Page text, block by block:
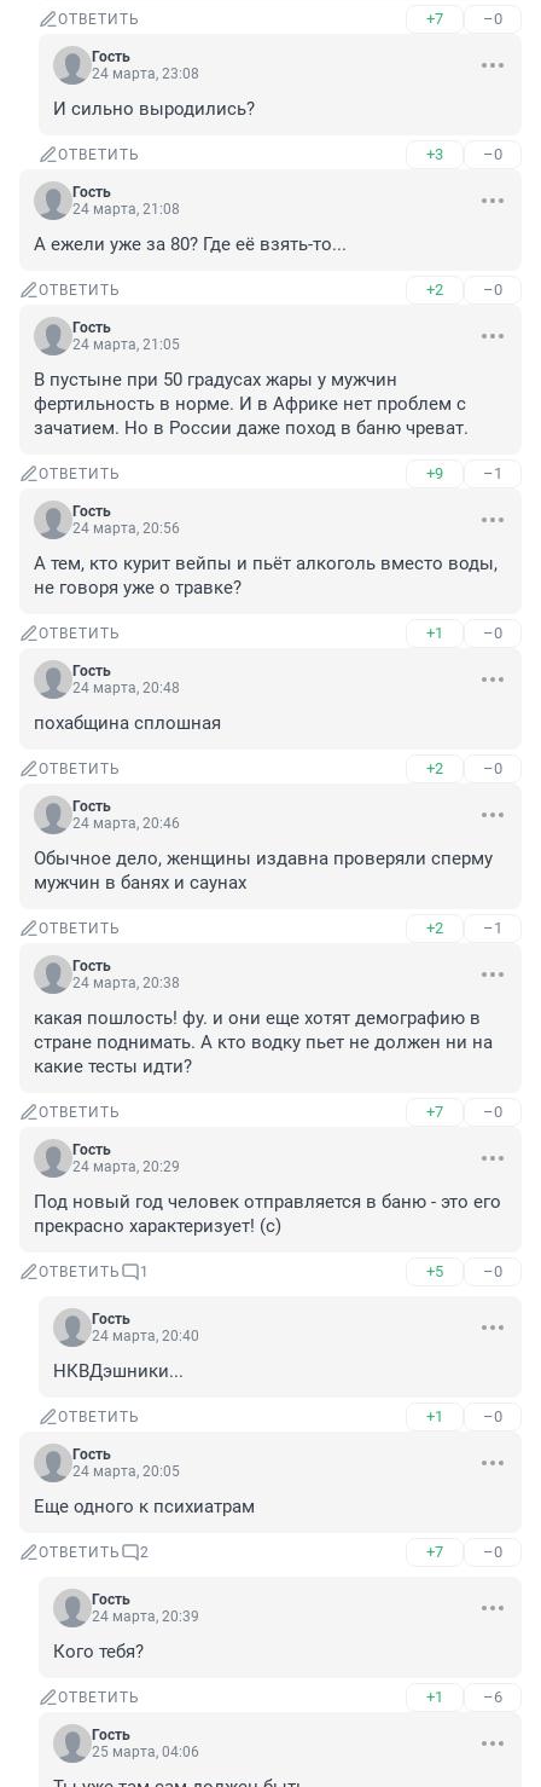
ОТВЕТИТЬ +7 –0
Гость
24 марта, 23:08
И сильно выродились?
ОТВЕТИТЬ +3 –0
Гость
24 марта, 21:08
А ежели уже за 80? Где её взять-то...
ОТВЕТИТЬ +2 –0
Гость
24 марта, 21:05
В пустыне при 50 градусах жары у мужчин
фертильность в норме. И в Африке нет проблем с
зачатием. Но в России даже поход в баню чреват.
ОТВЕТИТЬ +9 –1
Гость
24 марта, 20:56
А тем, кто курит вейпы и пьёт алкоголь вместо воды,
не говоря уже о травке?
ОТВЕТИТЬ +1 –0
Гость
24 марта, 20:48
похабщина сплошная
ОТВЕТИТЬ +2 –0
Гость
24 марта, 20:46
Обычное дело, женщины издавна проверяли сперму
мужчин в банях и саунах
ОТВЕТИТЬ +2 –1
Гость
24 марта, 20:38
какая пошлость! фу. и они еще хотят демографию в
стране поднимать. А кто водку пьет не должен ни на
какие тесты идти?
ОТВЕТИТЬ +7 –0
Гость
24 марта, 20:29
Под новый год человек отправляется в баню - это его
прекрасно характеризует! (с)
ОТВЕТИТЬ 1 +5 –0
Гость
24 марта, 20:40
НКВДэшники...
ОТВЕТИТЬ +1 –0
Гость
24 марта, 20:05
Еще одного к психиатрам
ОТВЕТИТЬ 2 +7 –0
Гость
24 марта, 20:39
Кого тебя?
ОТВЕТИТЬ +1 –6
Гость
25 марта, 04:06